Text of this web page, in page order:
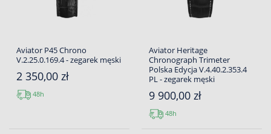
Aviator P45 Chrono
V.2.25.0.169.4 - zegarek męski
2 350,00 zł
48h
Aviator Heritage
Chronograph Trimeter
Polska Edycja V.4.40.2.353.4
PL - zegarek męski
9 900,00 zł
48h